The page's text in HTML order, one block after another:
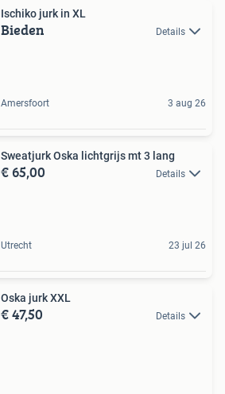
Ischiko jurk in XL
Bieden Details
Amersfoort 3 aug 26
Sweatjurk Oska lichtgrijs mt 3 lang
€ 65,00 Details
Utrecht 23 jul 26
Oska jurk XXL
€ 47,50 Details